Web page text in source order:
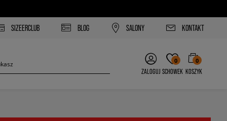
SIZEERCLUB BLOG SALONY KONTAKT
ZALOGUJ
0
SCHOWEK
0
KOSZYK